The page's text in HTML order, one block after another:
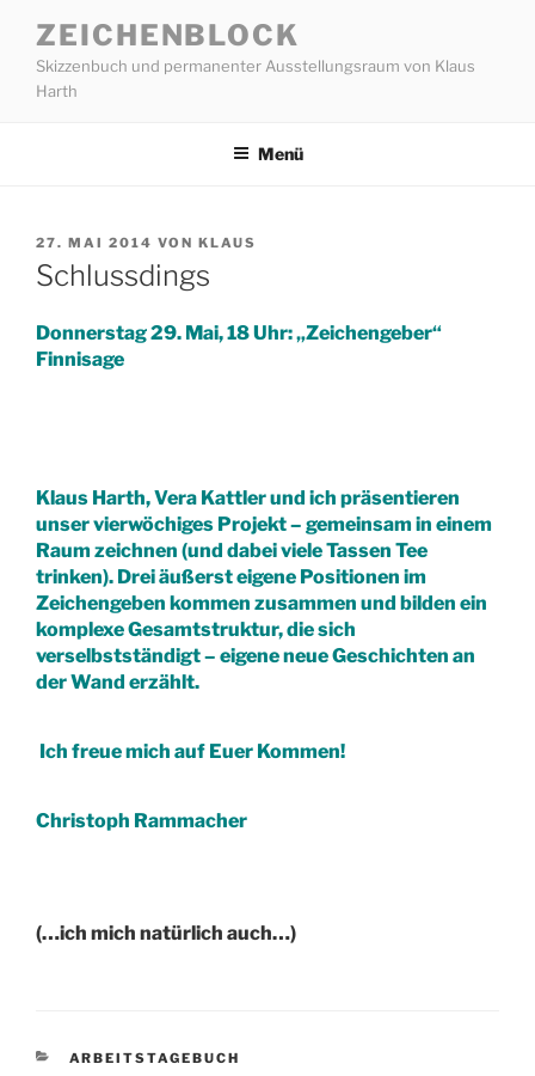
Inhalt
springen
ZEICHENBLOCK
Skizzenbuch und permanenter Ausstellungsraum von Klaus
Harth
Menü
VERÖFFENTLICHT
AM
27. MAI 2014 VON KLAUS
Schlussdings
Donnerstag 29. Mai, 18 Uhr: „Zeichengeber“
Finnisage
Klaus Harth, Vera Kattler und ich präsentieren
unser vierwöchiges Projekt – gemeinsam in einem
Raum zeichnen (und dabei viele Tassen Tee
trinken). Drei äußerst eigene Positionen im
Zeichengeben kommen zusammen und bilden ein
komplexe Gesamtstruktur, die sich
verselbstständigt – eigene neue Geschichten an
der Wand erzählt.
Ich freue mich auf Euer Kommen!
Christoph Rammacher
(…ich mich natürlich auch…)
KATEGORIEN
ARBEITSTAGEBUCH